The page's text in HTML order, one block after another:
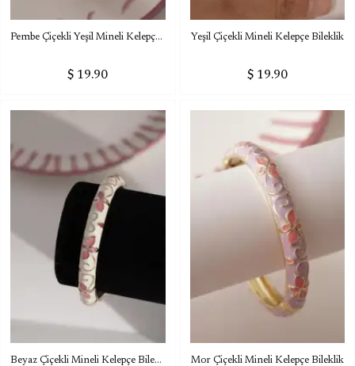
Pembe Çiçekli Yeşil Mineli Kelepçe Bileklik
$ 19.90
Yeşil Çiçekli Mineli Kelepçe Bileklik
$ 19.90
Beyaz Çiçekli Mineli Kelepçe Bileklik Mor Çiçekli Mineli Kelepçe Bileklik